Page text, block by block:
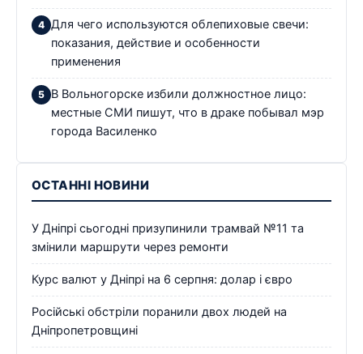
Для чего используются облепиховые свечи:
показания, действие и особенности
применения
В Вольногорске избили должностное лицо:
местные СМИ пишут, что в драке побывал мэр
города Василенко
ОСТАННІ НОВИНИ
У Дніпрі сьогодні призупинили трамвай №11 та
змінили маршрути через ремонти
Курс валют у Дніпрі на 6 серпня: долар і євро
Російські обстріли поранили двох людей на
Дніпропетровщині